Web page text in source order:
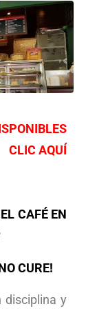
CLIC AQUÍ
CAFÉ EN
CURE!
disciplina y